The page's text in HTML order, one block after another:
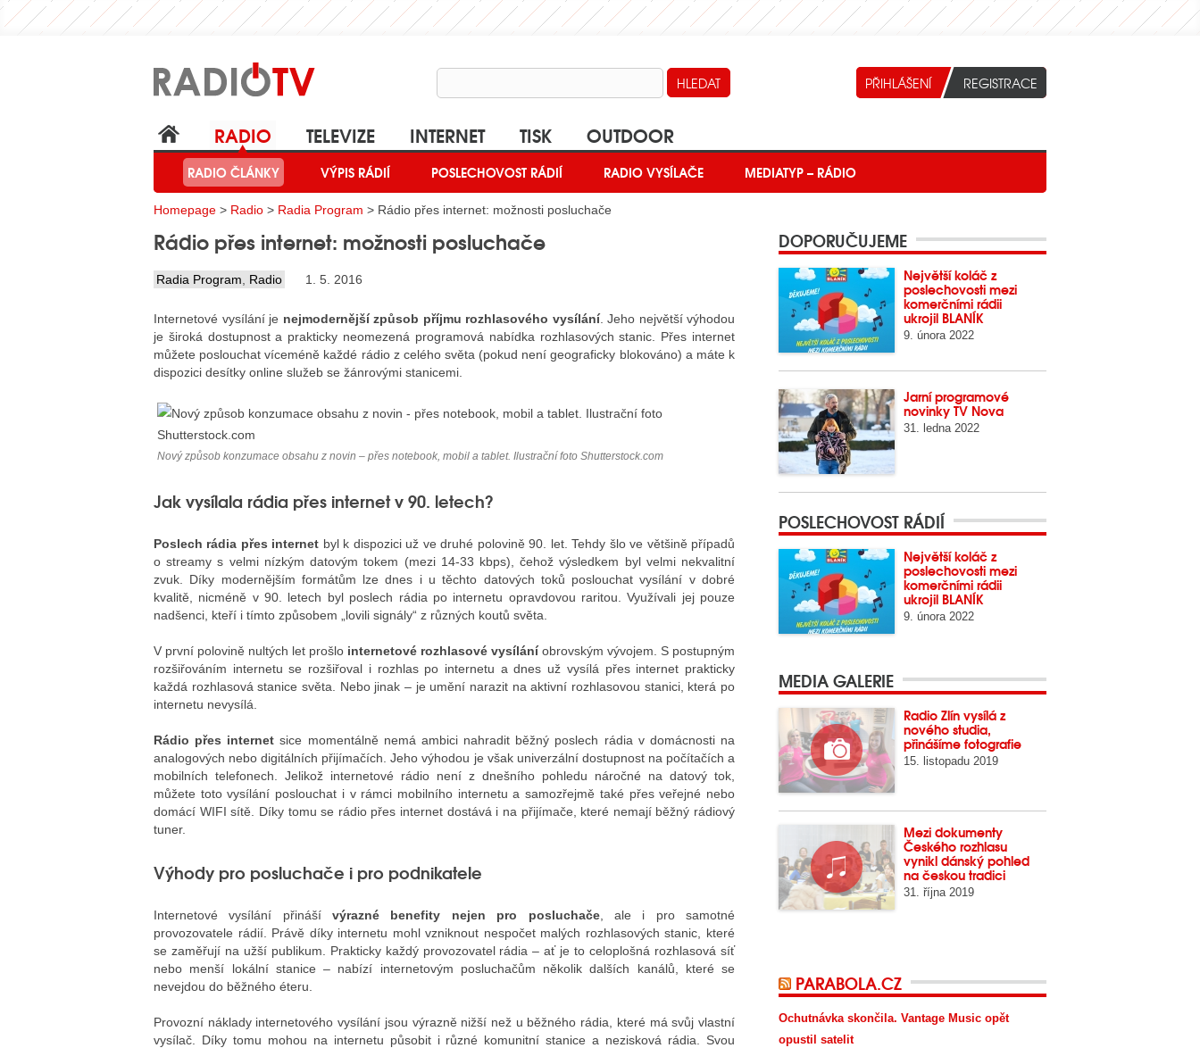
RADIO
RADIO ČLÁNKY VÝPIS RÁDIÍ POSLECHOVOST RÁDIÍ RADIO VYSÍLAČE MEDIATYP – RÁDIO
TELEVIZE INTERNET TISK OUTDOOR
Homepage > Radio > Radia Program > Rádio přes internet: možnosti posluchače
Rádio přes internet: možnosti posluchače
Radia Program Radio 1. 5. 2016
Internetové vysílání je nejmodernější způsob příjmu rozhlasového vysílání. Jeho největší výhodou
je široká dostupnost a prakticky neomezená programová nabídka rozhlasových stanic. Přes internet
můžete poslouchat víceméně každé rádio z celého světa (pokud není geograficky blokováno) a máte k
dispozici desítky online služeb se žánrovými stanicemi.
Nový způsob konzumace obsahu z novin – přes notebook, mobil a tablet. Ilustrační foto Shutterstock.com
Jak vysílala rádia přes internet v 90. letech?
Poslech rádia přes internet byl k dispozici už ve druhé polovině 90. let. Tehdy šlo ve většině případů
o streamy s velmi nízkým datovým tokem (mezi 14-33 kbps), čehož výsledkem byl velmi nekvalitní
zvuk. Díky modernějším formátům lze dnes i u těchto datových toků poslouchat vysílání v dobré
kvalitě, nicméně v 90. letech byl poslech rádia po internetu opravdovou raritou. Využívali jej pouze
nadšenci, kteří i tímto způsobem „lovili signály“ z různých koutů světa.
V první polovině nultých let prošlo internetové rozhlasové vysíláníobrovským vývojem. S postupným
rozšiřováním internetu se rozšiřoval i rozhlas po internetu a dnes už vysílá přes internet prakticky
každá rozhlasová stanice světa. Nebo jinak – je umění narazit na aktivní rozhlasovou stanici, která po
internetu nevysílá.
Rádio přes internet sice momentálně nemá ambici nahradit běžný poslech rádia v domácnosti na
analogových nebo digitálních přijímačích. Jeho výhodou je však univerzální dostupnost na počítačích a
mobilních telefonech. Jelikož internetové rádio není z dnešního pohledu náročné na datový tok,
můžete toto vysílání poslouchat i v rámci mobilního internetu a samozřejmě také přes veřejné nebo
domácí WIFI sítě. Díky tomu se rádio přes internet dostává i na přijímače, které nemají běžný rádiový
tuner.
Výhody pro posluchače i pro podnikatele
Internetové vysílání přinášívýrazné benefity nejen pro posluchače, ale i pro samotné
provozovatele rádií. Právě díky internetu mohl vzniknout nespočet malých rozhlasových stanic, které
se zaměřují na užší publikum. Prakticky každý provozovatel rádia – ať je to celoplošná rozhlasová síť
nebo menší lokální stanice – nabízí internetovým posluchačům několik dalších kanálů, které se
nevejdou do běžného éteru.
Provozní náklady internetového vysílání jsou výrazně nižší než u běžného rádia, které má svůj vlastní
vysílač. Díky tomu mohou na internetu působit i různé komunitní stanice a nezisková rádia. Svou
DOPORUČUJEME
Největší koláč z
poslechovosti mezi
komerčními rádii
ukrojil BLANÍK
9. února 2022
Jarní programové
novinky TV Nova
31. ledna 2022
POSLECHOVOST RÁDIÍ
Největší koláč z
poslechovosti mezi
komerčními rádii
ukrojil BLANÍK
9. února 2022
MEDIA GALERIE
Radio Zlín vysílá z
nového studia,
přinášíme fotografie
15. listopadu 2019
Mezi dokumenty
Českého rozhlasu
vynikl dánský pohled
na českou tradici
31. října 2019
PARABOLA.CZ
Ochutnávka skončila. Vantage Music opět
opustil satelit